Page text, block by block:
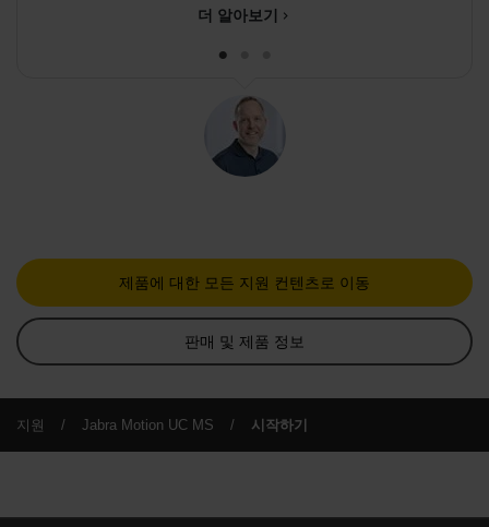
chevron_right
더 알아보기
제품에 대한 모든 지원 컨텐츠로 이동
판매 및 제품 정보
지원 Jabra Motion UC MS 시작하기